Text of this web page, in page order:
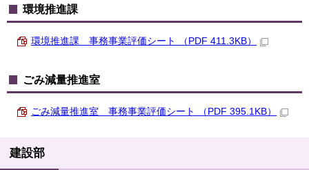
環境推進課
環境推進課 事務事業評価シート （PDF 411.3KB）
ごみ減量推進室
ごみ減量推進室 事務事業評価シート （PDF 395.1KB）
建設部